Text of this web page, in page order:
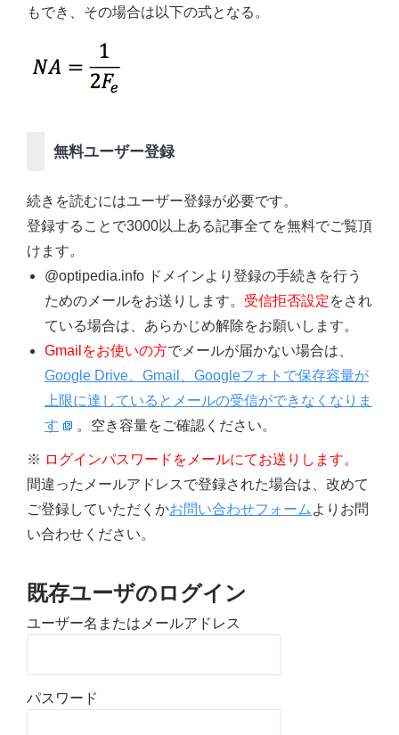
もでき、その場合は以下の式となる。
無料ユーザー登録
続きを読むにはユーザー登録が必要です。
登録することで3000以上ある記事全てを無料でご覧頂
けます。
@optipedia.info ドメインより登録の手続きを行う
ためのメールをお送りします。 受信拒否設定をされ
ている場合は、あらかじめ解除をお願いします。
Gmailをお使いの方でメールが届かない場合は、
Google Drive、Gmail、Googleフォトで保存容量が
上限に達しているとメールの受信ができなくなりま
す
。空き容量をご確認ください。
※ ログインパスワードをメールにてお送りします。
間違ったメールアドレスで登録された場合は、改めて
ご登録していただくかお問い合わせフォーム よりお問
い合わせください。
既存ユーザのログイン
ユーザー名またはメールアドレス
パスワード